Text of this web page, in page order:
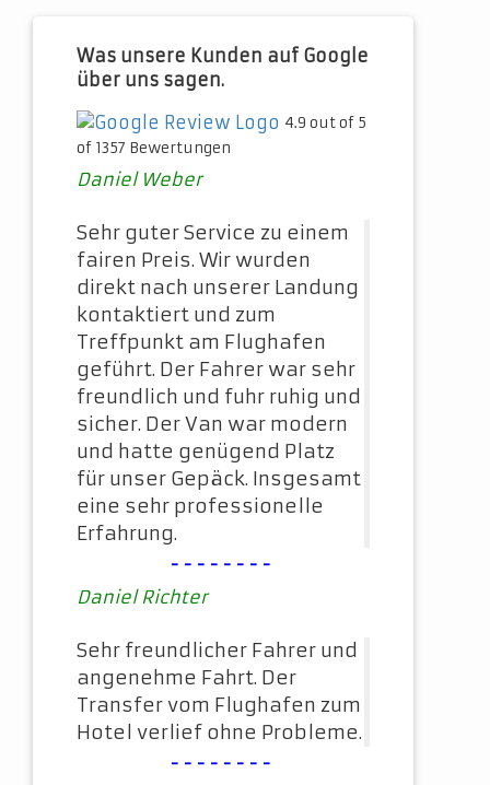
Was unsere Kunden auf Google
über uns sagen.
4.9 out of 5
of 1357 Bewertungen
Daniel Weber
Sehr guter Service zu einem
fairen Preis. Wir wurden
direkt nach unserer Landung
kontaktiert und zum
Treffpunkt am Flughafen
geführt. Der Fahrer war sehr
freundlich und fuhr ruhig und
sicher. Der Van war modern
und hatte genügend Platz
für unser Gepäck. Insgesamt
eine sehr professionelle
Erfahrung.
--------
Daniel Richter
Sehr freundlicher Fahrer und
angenehme Fahrt. Der
Transfer vom Flughafen zum
Hotel verlief ohne Probleme.
--------